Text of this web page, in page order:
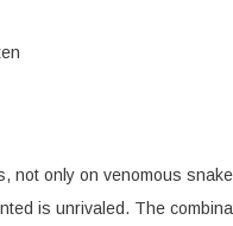
not only on venomous
is unrivaled. The